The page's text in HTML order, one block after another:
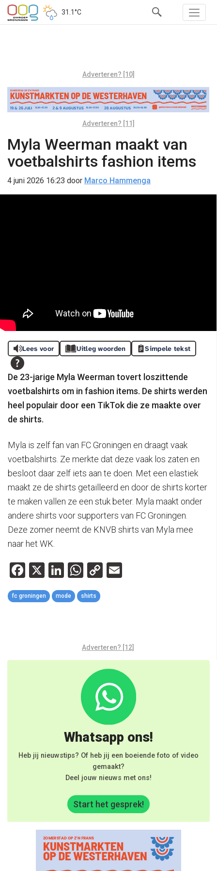
31.1°C
Adverteren? [10]
Adverteren? [11]
Myla Weerman maakt van
voetbalshirts fashion items
4 juni 2026 16:23 door Marco Hammenga
Lees voor Uitleg woorden Simpele tekst
De 23-jarige Myla Weerman tovert loszittende
voetbalshirts om in fashion items. De shirts werden
heel populair door een TikTok die ze maakte over
de shirts.
Myla is zelf fan van FC Groningen en draagt vaak
voetbalshirts. Ze merkte dat deze vaak los zaten en
besloot daar zelf iets aan te doen. Met een elastiek
maakt ze de shirts getailleerd en door de shirts korter
te maken vallen ze een stuk beter. Myla maakt onder
andere shirts voor supporters van FC Groningen.
Deze zomer neemt de KNVB shirts van Myla mee
naar het WK.
Facebook
X LinkedIn
WhatsApp
Copy
fc groningen mode shirts
Adverteren? [12]
Whatsapp ons!
Heb jij nieuwstips? Of heb jij een boeiende foto of video
gemaakt?
Deel jouw nieuws met ons!
Start het gesprek!